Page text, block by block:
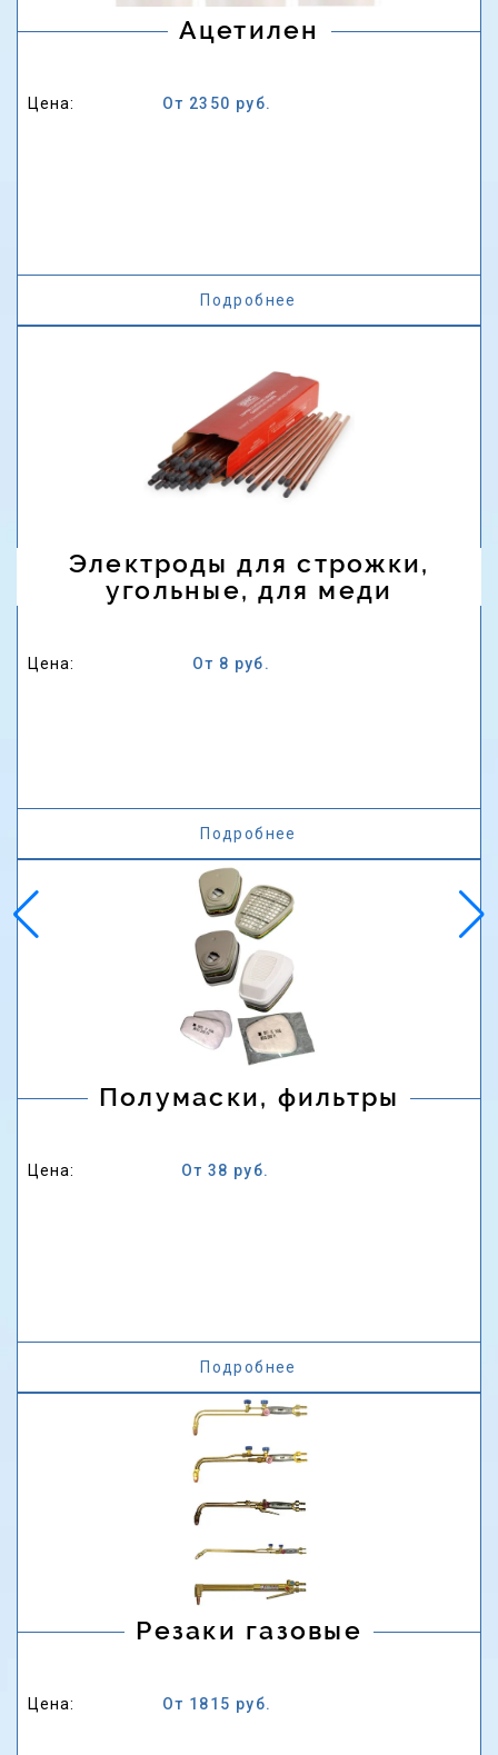
Ацетилен
Цена: От 2350 руб.
Подробнее
Электроды для строжки,
угольные, для меди
Цена: От 8 руб.
Подробнее
Полумаски, фильтры
Цена: От 38 руб.
Подробнее
Резаки газовые
Цена: От 1815 руб.